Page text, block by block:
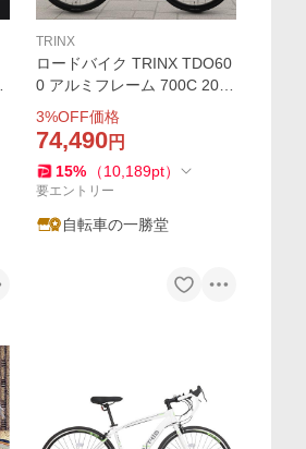
TRINX
ロードバイク TRINX TDO60
0 アルミフレーム 700C 20段
変速 SENSAH 油圧ディスク
軽量アルミ トリンクス 通勤
通学
3%OFF価格
74,490円
15% （10,189pt）
要エントリー
自転車の一勝堂